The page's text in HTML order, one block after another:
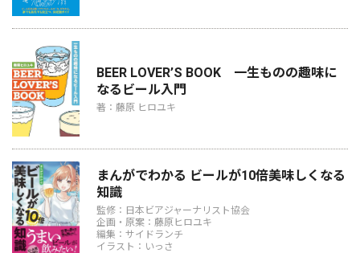
BEER LOVER’S BOOK 一生ものの趣味に
なるビール入門
著：藤原 ヒロユキ
まんがでわかる ビールが10倍美味しくなる
知識
監修：日本ビアジャーナリスト協会
企画・原案：藤原ヒロユキ
編集：サイドランチ
イラスト：いっさ